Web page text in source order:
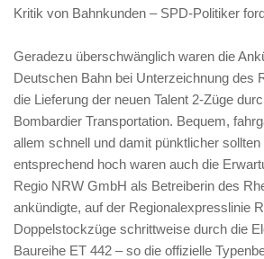
Kritik von Bahnkunden – SPD-Politiker
Geradezu überschwänglich waren die
Deutschen Bahn bei Unterzeichnung des
die Lieferung der neuen Talent 2-Züge
Bombardier Transportation. Bequem,
allem schnell und damit pünktlicher
entsprechend hoch waren auch die
Regio NRW GmbH als Betreiberin des
ankündigte, auf der Regionalexpresslinie
Doppelstockzüge schrittweise durch die
Baureihe ET 442 – so die offizielle